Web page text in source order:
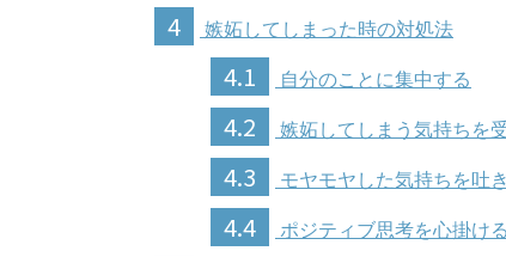
4 嫉妬してしまった時の対処法
4.1 自分のことに集中する
4.2 嫉妬してしまう気持ちを
4.3 モヤモヤした気持ちを吐
4.4 ポジティブ思考を心掛ける